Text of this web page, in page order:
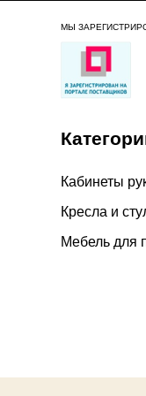
МЫ
Кабинеты
Кресла и
Мебель для